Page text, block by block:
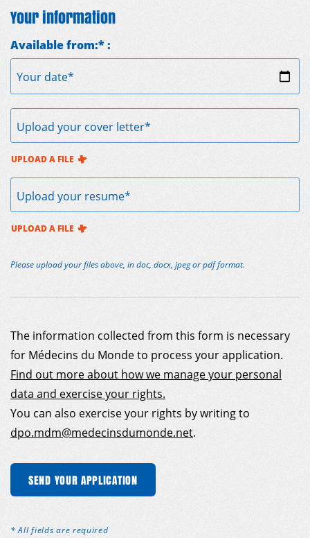
Your information
Available from:* :
Your date*
Upload your cover letter*
UPLOAD A FILE
Upload your resume*
UPLOAD A FILE
Please upload your files above, in doc, docx, jpeg or pdf format.
The information collected from this form is necessary
for Médecins du Monde to process your application.
Find out more about how we manage your personal
data and exercise your rights.
You can also exercise your rights by writing to
dpo.mdm@medecinsdumonde.net.
SEND YOUR APPLICATION SEND YOUR APPLICATION
SEND YOUR APPLICATION
* All fields are required